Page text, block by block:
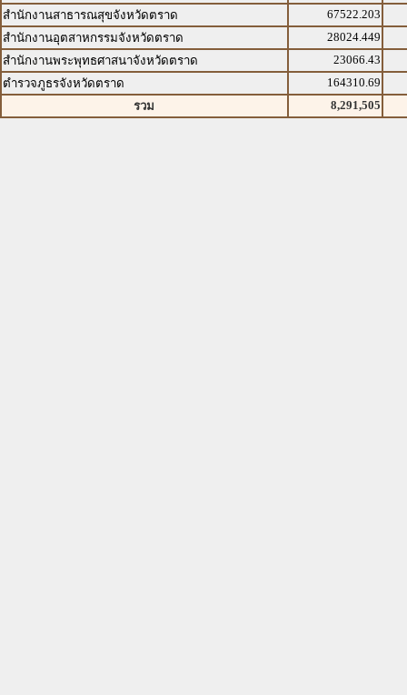
สำนักงานสาธารณสุขจังหวัดตราด
67522.203
สำนักงานอุตสาหกรรมจังหวัดตราด
28024.449
สำนักงานพระพุทธศาสนาจังหวัดตราด
23066.43
ตำรวจภูธรจังหวัดตราด
164310.69
รวม
8,291,505